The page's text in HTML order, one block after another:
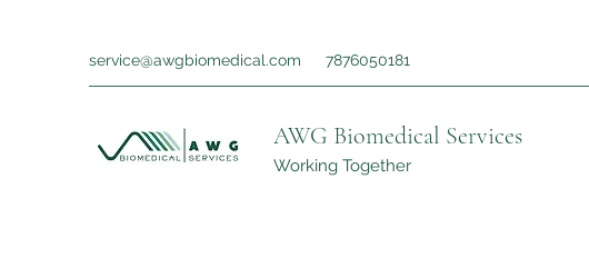
service@awgbiomedical.com 7876050181
AWG Biomedical Services
Working Together